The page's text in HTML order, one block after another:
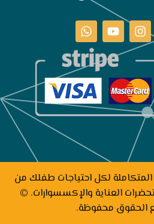
لكل احتياجات طفلك من
العناية والإكسسوارات. ©